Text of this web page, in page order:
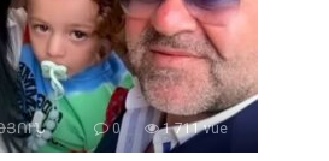
0 1 711 vue